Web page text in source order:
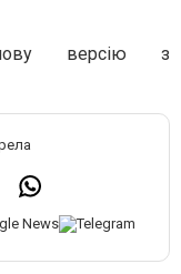
нову версію з